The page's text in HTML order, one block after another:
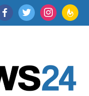
twitter instagram